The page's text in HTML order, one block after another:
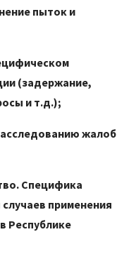
пыток и
(задержание,
и т.д.);
жалоб
Специфика
применения
Республике